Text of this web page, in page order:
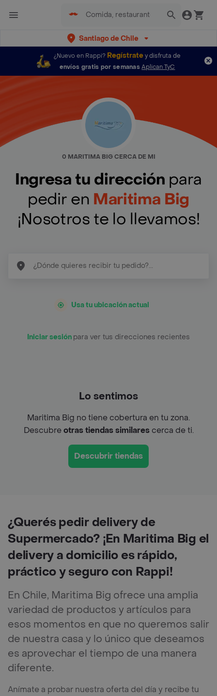
Santiago de Chile
¿Nuevo en Rappi? Regístratey disfruta de
envíos gratis por semanas Aplican TyC
0 MARITIMA BIG CERCA DE MI
Ingresa tu dirección para
pedir en Maritima Big
¡Nosotros te lo llevamos!
Usa tu ubicación actual
Iniciar sesión para ver tus direcciones recientes
Lo sentimos
Maritima Big no tiene cobertura en tu zona.
Descubreotras tiendas similarescerca de ti.
Descubrir tiendas
¿Querés pedir delivery de
Supermercado? ¡En Maritima Big el
delivery a domicilio es rápido,
práctico y seguro con Rappi!
En Chile, Maritima Big ofrece una amplia
variedad de productos y artículos para
esos momentos en que no queremos salir
de nuestra casa y lo único que deseamos
es aprovechar el tiempo de una manera
diferente.
Anímate a probar nuestra oferta del día y recibe tu